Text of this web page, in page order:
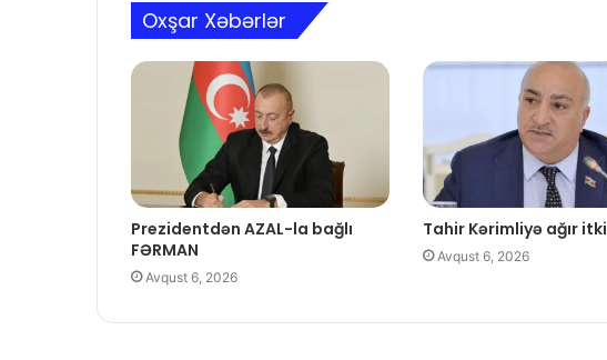
Oxşar Xəbərlər
Prezidentdən AZAL-la bağlı
FƏRMAN
Avqust 6, 2026
Tahir Kərimliyə ağır itki
Avqust 6, 2026